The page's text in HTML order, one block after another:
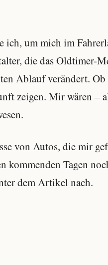
ich, um mich im
die das Oldtimer-
Ablauf verändert.
zeigen. Mir wären –
von Autos, die mir
Tagen
dem Artikel nach.